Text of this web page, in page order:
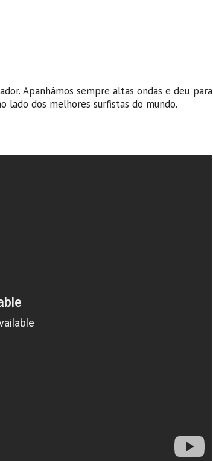
Apanhámos sempre altas ondas e deu para
dos melhores surfistas do mundo.